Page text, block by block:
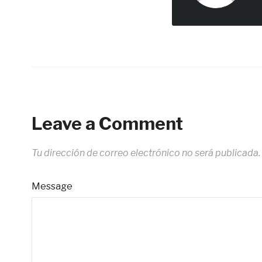
Leave a Comment
Tu dirección de correo electrónico no será publicada.
Message